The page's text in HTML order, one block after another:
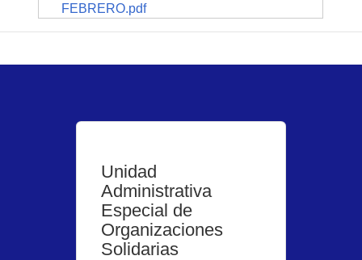
FEBRERO.pdf
Unidad
Administrativa
Especial de
Organizaciones
Solidarias